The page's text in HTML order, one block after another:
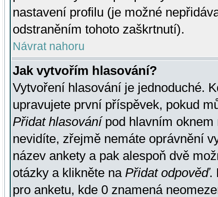
nastavení profilu (je možné
odstraněním tohoto zaškrtnutí).
Návrat nahoru
Jak vytvořím hlasování?
Vytvoření hlasování je jednoduché.
upravujete první příspěvek, pokud
Přidat hlasovánípod hlavním oknem
nevidíte, zřejmě nemáte oprávnění
název ankety a pak alespoň dvě
otázky a klikněte na Přidat odpověď.
pro anketu, kde 0 znamená